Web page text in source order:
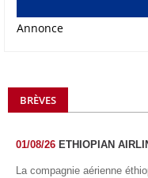
Annonce
BRÈVES
01/08/26 ETHIOPIAN
La compagnie aérienne